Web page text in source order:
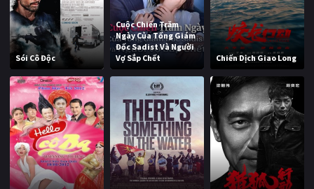
Sói Cô Độc
Cuộc Chiến Trăm
Ngày Của Tổng Giám
Đốc Sadist Và Người
Vợ Sắp Chết
Chiến Dịch Giao Long